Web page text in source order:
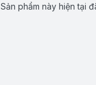
Sản phẩm này hiện tại